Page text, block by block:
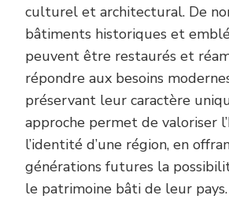
culturel et architectural. De
bâtiments historiques et
peuvent être restaurés et
répondre aux besoins
préservant leur caractère
approche permet de valoriser
l’identité d’une région, en
générations futures la
le patrimoine bâti de leur pays.